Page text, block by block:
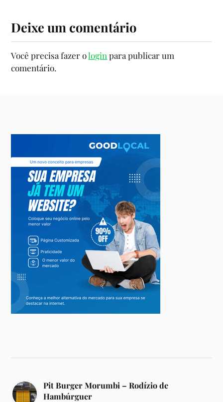
Deixe um comentário
Você precisa fazer ologin para publicar um
comentário.
Pit Burger Morumbi – Rodízio de
Hambúrguer